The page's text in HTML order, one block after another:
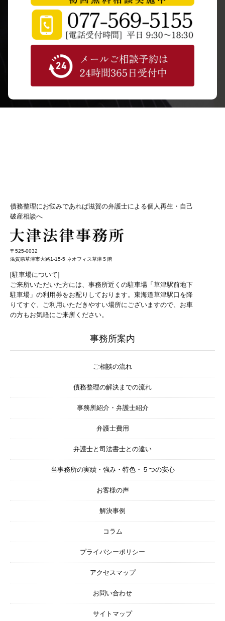
債務整理にお悩みであれば滋賀の弁護士による個人再生・自己
破産相談へ
〒525-0032
滋賀県草津市大路1-15-5 ネオフィス草津５階
[駐車場について]
ご来所いただいた方には、事務所近くの駐車場「草津駅前地下
駐車場」の利用券をお配りしております。東海道草津駅口を降
りてすぐ、ご利用いただきやすい場所にございますので、お車
の方もお気軽にご来所ください。
事務所案内
ご相談の流れ
債務整理の解決までの流れ
事務所紹介・弁護士紹介
弁護士費用
弁護士と司法書士との違い
当事務所の実績・強み・特色・５つの安心
お客様の声
解決事例
コラム
プライバシーポリシー
アクセスマップ
お問い合わせ
サイトマップ